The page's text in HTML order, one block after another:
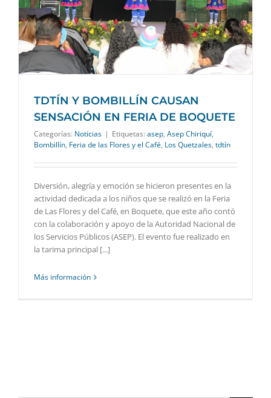
TDTÍN Y BOMBILLÍN CAUSAN
SENSACIÓN EN FERIA DE BOQUETE
Categorías: Noticias | Etiquetas: asep, Asep Chiriquí,
Bombillín, Feria de las Flores y el Café, Los Quetzales, tdtín
Diversión, alegría y emoción se hicieron presentes en la
actividad dedicada a los niños que se realizó en la Feria
de Las Flores y del Café, en Boquete, que este año contó
con la colaboración y apoyo de la Autoridad Nacional de
los Servicios Públicos (ASEP). El evento fue realizado en
la tarima principal [...]
Más información